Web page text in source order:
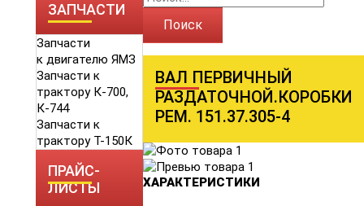
ЗАПЧАСТИ
Запчасти
к двигателю ЯМЗ
Запчасти к
трактору К-700,
К-744
Запчасти к
трактору Т-150К
ПРАЙС-
ЛИСТЫ
Поиск
ВАЛ ПЕРВИЧНЫЙ
РАЗДАТОЧНОЙ.КОРОБКИ
РЕМ. 151.37.305-4
ХАРАКТЕРИСТИКИ